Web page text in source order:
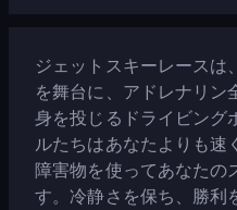
ジェットスキーレース
を舞台に、アドレナリン
身を投じるドライビング
ルたちはあなたよりも速
障害物を使ってあなたの
す。冷静さを保ち、勝利